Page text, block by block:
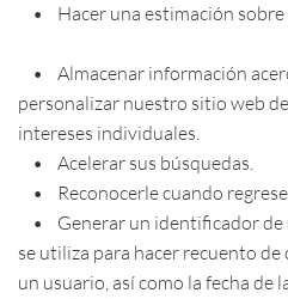
• Hacer una estimación sobre
• Almacenar información
personalizar nuestro sitio web
intereses individuales.
• Acelerar sus búsquedas.
• Reconocerle cuando
• Generar un identificador de
se utiliza para hacer recuento
un usuario, así como la fecha de